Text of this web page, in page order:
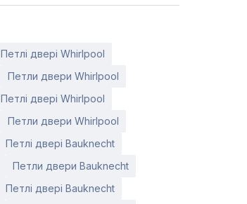
Петлі двері Whirlpool
Петли двери Whirlpool
Петлі двері Whirlpool
Петли двери Whirlpool
Петлі двері Bauknecht
Петли двери Bauknecht
Петлі двері Bauknecht